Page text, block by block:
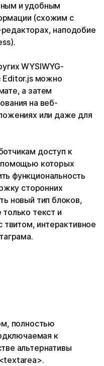
и удобным
(схожим с
наподобие
WYSIWYG-
Editor.js можно
а затем
на веб-
или даже для
доступ к
помощью которых
функциональность
сторонних
новый тип блоков,
текст и
твитом, интерактивное
полностью
к
альтернативы